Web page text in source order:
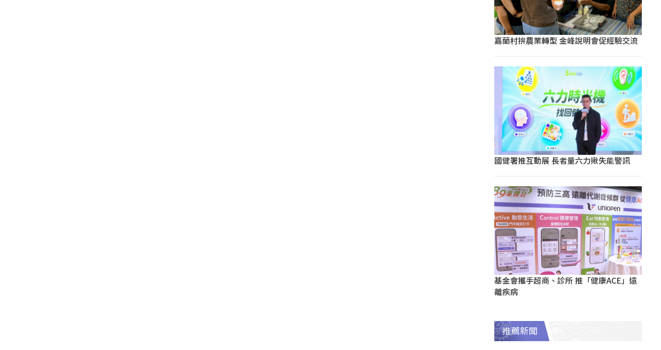
嘉蘭村拚農業轉型 金峰說明會促經驗交流
國健署推互動展 長者量六力揪失能警訊
基金會攜手超商、診所 推「健康ACE」遠
離疾病
推薦新聞